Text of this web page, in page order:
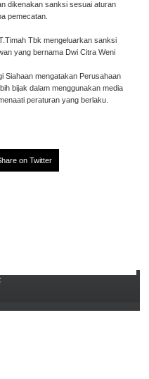
dikenakan sanksi sesuai aturan
pemecatan.
Tbk mengeluarkan sanksi
yang bernama Dwi Citra Weni
Siahaan mengatakan Perusahaan
bijak dalam menggunakan media
peraturan yang berlaku.
on Twitter